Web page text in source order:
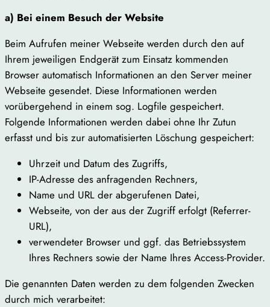
a) Bei einem Besuch der Website
Beim Aufrufen meiner Webseite werden durch den auf
Ihrem jeweiligen Endgerät zum Einsatz kommenden
Browser automatisch Informationen an den Server meiner
Webseite gesendet. Diese Informationen werden
vorübergehend in einem sog. Logfile gespeichert.
Folgende Informationen werden dabei ohne Ihr Zutun
erfasst und bis zur automatisierten Löschung gespeichert:
Uhrzeit und Datum des Zugriffs,
IP-Adresse des anfragenden Rechners,
Name und URL der abgerufenen Datei,
Webseite, von der aus der Zugriff erfolgt (Referrer-
URL),
verwendeter Browser und ggf. das Betriebssystem
Ihres Rechners sowie der Name Ihres Access-Provider.
Die genannten Daten werden zu dem folgenden Zwecken
durch mich verarbeitet: